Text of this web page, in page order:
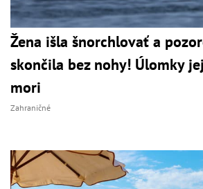
Žena išla šnorchlovať a
skončila bez nohy! Úlomky
mori
Zahraničné